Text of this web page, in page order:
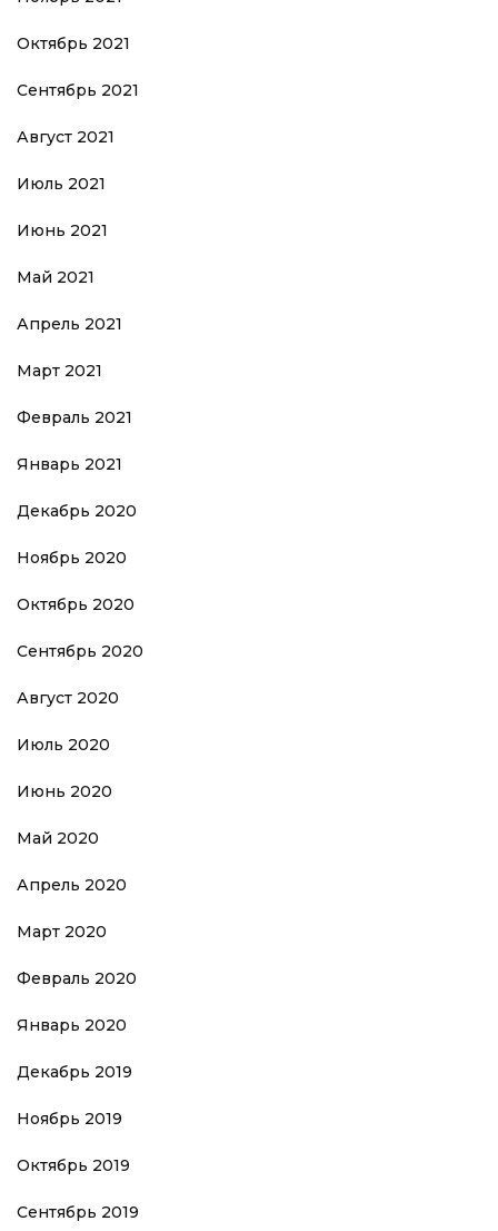
Октябрь 2021
Сентябрь 2021
Август 2021
Июль 2021
Июнь 2021
Май 2021
Апрель 2021
Март 2021
Февраль 2021
Январь 2021
Декабрь 2020
Ноябрь 2020
Октябрь 2020
Сентябрь 2020
Август 2020
Июль 2020
Июнь 2020
Май 2020
Апрель 2020
Март 2020
Февраль 2020
Январь 2020
Декабрь 2019
Ноябрь 2019
Октябрь 2019
Сентябрь 2019